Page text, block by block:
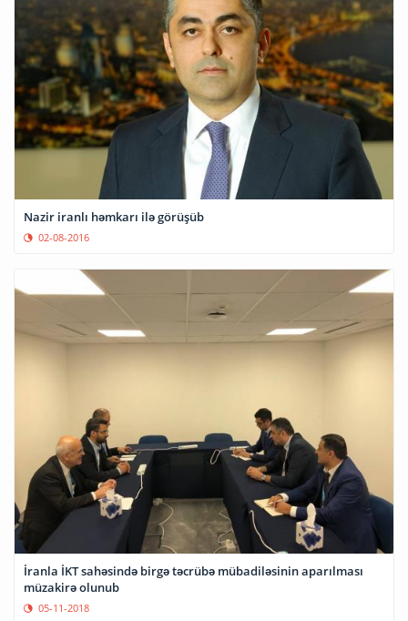
Nazir iranlı həmkarı ilə görüşüb
02-08-2016
İranla İKT sahəsində birgə təcrübə mübadiləsinin aparılması
müzakirə olunub
05-11-2018